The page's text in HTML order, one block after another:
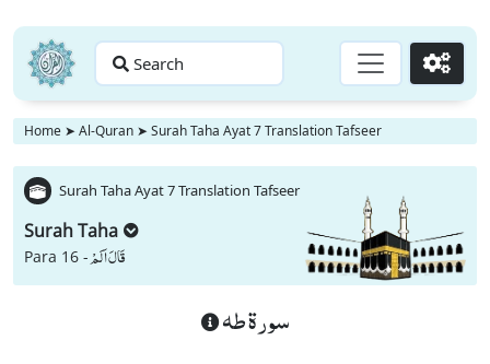
Search Go
Home ➤ Al-Quran ➤ Surah Taha Ayat 7 Translation Tafseer
Surah Taha Ayat 7 Translation Tafseer
Surah Taha
Para 16 -قَالَ اَلَمْ
سورة طه